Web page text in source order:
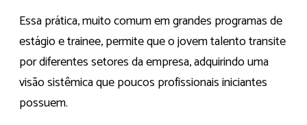
Essa prática, muito comum em grandes programas de
estágio e trainee, permite que o jovem talento transite
por diferentes setores da empresa, adquirindo uma
visão sistêmica que poucos profissionais iniciantes
possuem.